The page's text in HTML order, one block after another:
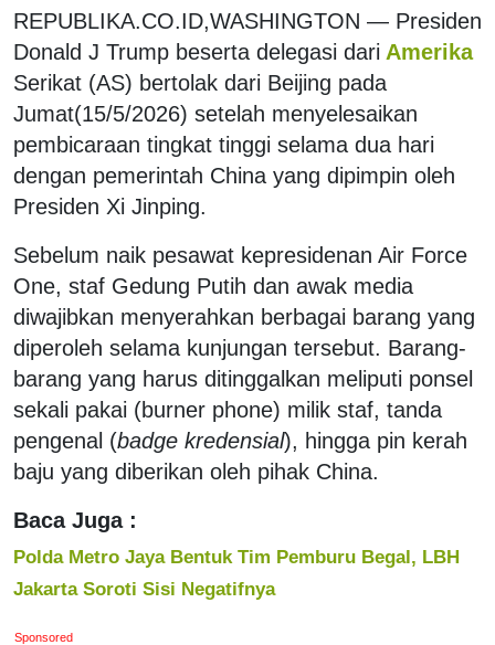
REPUBLIKA.CO.ID,WASHINGTON — Presiden
Donald J Trump beserta delegasi dari Amerika
Serikat (AS) bertolak dari Beijing pada
Jumat(15/5/2026) setelah menyelesaikan
pembicaraan tingkat tinggi selama dua hari
dengan pemerintah China yang dipimpin oleh
Presiden Xi Jinping.
Sebelum naik pesawat kepresidenan Air Force
One, staf Gedung Putih dan awak media
diwajibkan menyerahkan berbagai barang yang
diperoleh selama kunjungan tersebut. Barang-
barang yang harus ditinggalkan meliputi ponsel
sekali pakai (burner phone) milik staf, tanda
pengenal (badge kredensial), hingga pin kerah
baju yang diberikan oleh pihak China.
Baca Juga :
Polda Metro Jaya Bentuk Tim Pemburu Begal, LBH
Jakarta Soroti Sisi Negatifnya
Sponsored